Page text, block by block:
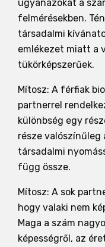
ugyanazokat a
felmérésekben.
társadalmi
emlékezet miatt a
tükörképszerűek.
Mítosz: A férfiak
partnerrel
különbség egy
része valószínűleg
társadalmi
függ össze.
Mítosz: A sok
hogy valaki nem
Maga a szám
képességről, az